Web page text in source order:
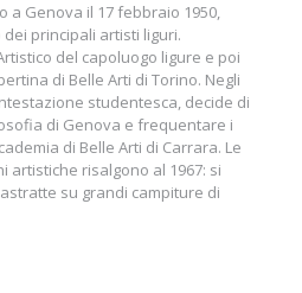
a Genova il 17 febbraio 1950,
principali artisti liguri.
del capoluogo ligure e poi
di Belle Arti di Torino. Negli
studentesca, decide di
di Genova e frequentare i
di Belle Arti di Carrara. Le
artistiche risalgono al 1967: si
su grandi campiture di